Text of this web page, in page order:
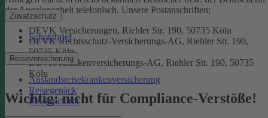
Zusatzschutz
Schutzbrief
Reiseversicherung
Auslandsreisekrankenversicherung
Reisegepäck
Reiserücktritt
der Angelegenheit telefonisch. Unsere Postanschriften:
DEVK Versicherungen, Riehler Str. 190, 50735 Köln
DEVK Rechtsschutz-Versicherungs-AG, Riehler Str. 190,
50735 Köln
DEVK Krankenversicherungs-AG, Riehler Str. 190, 50735
Köln
Wichtig: nicht für Compliance-Verstöße!